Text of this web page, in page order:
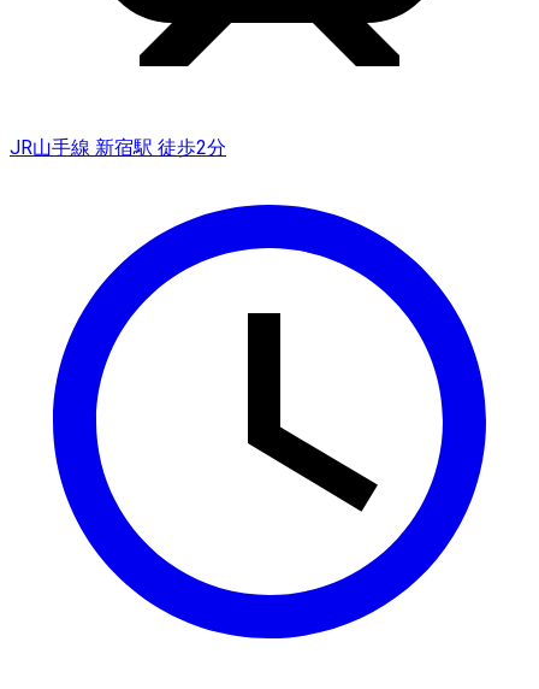
JR山手線 新宿駅 徒歩2分